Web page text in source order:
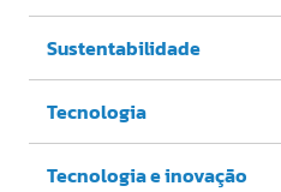
Sustentabilidade
Tecnologia
Tecnologia e inovação